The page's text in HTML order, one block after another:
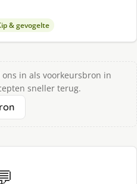
& gevogelte
ons in als voorkeursbron in
sneller terug.